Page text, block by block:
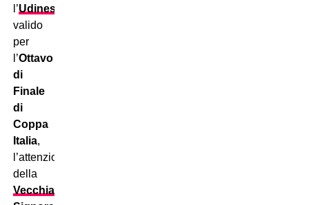
l’Udinese
valido
per
l’Ottavo
di
Finale
di
Coppa
Italia,
l’attenzione
della
Vecchia